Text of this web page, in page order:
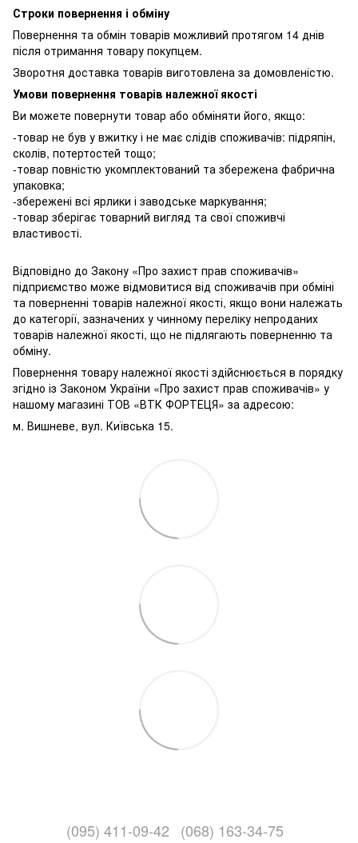
Строки повернення і обміну
Повернення та обмін товарів можливий протягом 14 днів
після отримання товару покупцем.
Зворотня доставка товарів виготовлена ​​за домовленістю.
Умови повернення товарів належної якості
Ви можете повернути товар або обміняти його, якщо:
-товар не був у вжитку і не має слідів споживачів: підряпін,
сколів, потертостей тощо;
-товар повністю укомплектований та збережена фабрична
упаковка;
-збережені всі ярлики і заводське маркування;
-товар зберігає товарний вигляд та свої споживчі
властивості.
Відповідно до Закону «Про захист прав споживачів»
підприємство може відмовитися від споживачів при обміні
та поверненні товарів належної якості, якщо вони належать
до категорії, зазначених у чинному переліку непроданих
товарів належної якості, що не підлягають поверненню та
обміну.
Повернення товару належної якості здійснюється в порядку
згідно із Законом України «Про захист прав споживачів» у
нашому магазині ТОВ «ВТК ФОРТЕЦЯ» за адресою:
м. Вишневе, вул. Київська 15.
(095) 411-09-42 (068) 163-34-75